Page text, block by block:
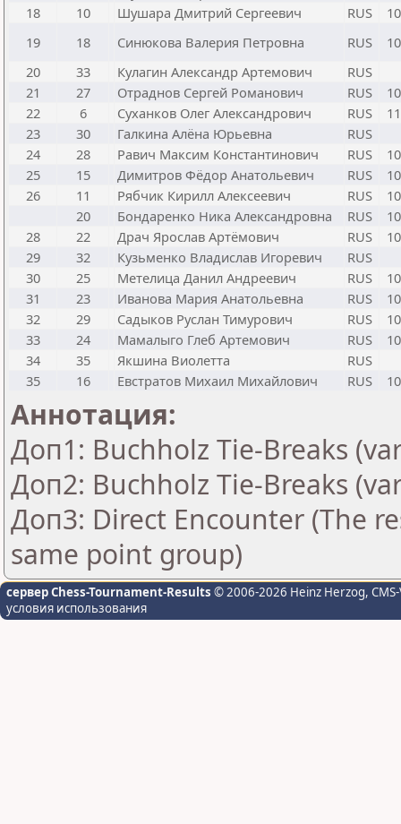
18
10 Шушара Дмитрий Сергеевич RUS
19
18 Синюкова Валерия Петровна RUS
20
33 Кулагин Александр Артемович
RUS
21
27 Отраднов Сергей Романович RUS
22
6 Суханков Олег Александрович RUS
23
30 Галкина Алёна Юрьевна
RUS
24
28 Равич Максим Константинович RUS
25
15 Димитров Фёдор Анатольевич RUS
26
11 Рябчик Кирилл Алексеевич RUS
20
Бондаренко Ника Александровна RUS
28
22 Драч Ярослав Артёмович RUS
29
32 Кузьменко Владислав Игоревич
RUS
30
25 Метелица Данил Андреевич RUS
31
23 Иванова Мария Анатольевна RUS
32
29 Садыков Руслан Тимурович RUS
33
24 Мамалыго Глеб Артемович RUS
34
35 Якшина Виолетта
RUS
35
16 Евстратов Михаил Михайлович RUS
Аннотация:
Доп1: Buchholz Tie-Breaks
Доп2: Buchholz Tie-Breaks
Доп3: Direct Encounter (The
same point group)
сервер Chess-Tournament-Results © 2006-2026 Heinz Herzog,
условия использования